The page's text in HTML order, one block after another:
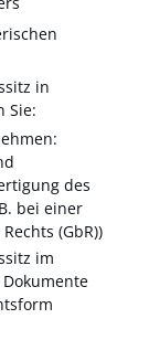
in
Sie:
des
bei einer
(GbR))
im